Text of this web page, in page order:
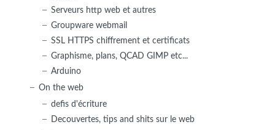
Serveurs http web et autres
Groupware webmail
SSL HTTPS chiffrement et certificats
Graphisme, plans, QCAD GIMP etc...
Arduino
On the web
defis d'écriture
Decouvertes, tips and shits sur le web